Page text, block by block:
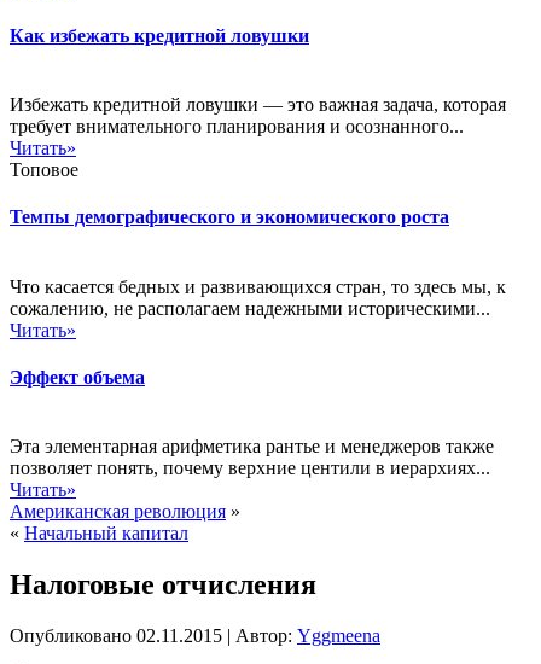
Как избежать кредитной ловушки
Избежать кредитной ловушки — это важная задача, которая
требует внимательного планирования и осознанного...
Читать»
Топовое
Темпы демографического и экономического роста
Что касается бедных и развивающихся стран, то здесь мы, к
сожалению, не располагаем надежными историческими...
Читать»
Эффект объема
Эта элементарная арифметика рантье и менеджеров также
позволяет понять, почему верхние центили в иерархиях...
Читать»
Американская революция »
« Начальный капитал
Налоговые отчисления
Опубликовано 02.11.2015 | Автор: Yggmeena